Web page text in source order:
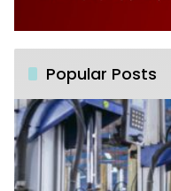
Popular Posts